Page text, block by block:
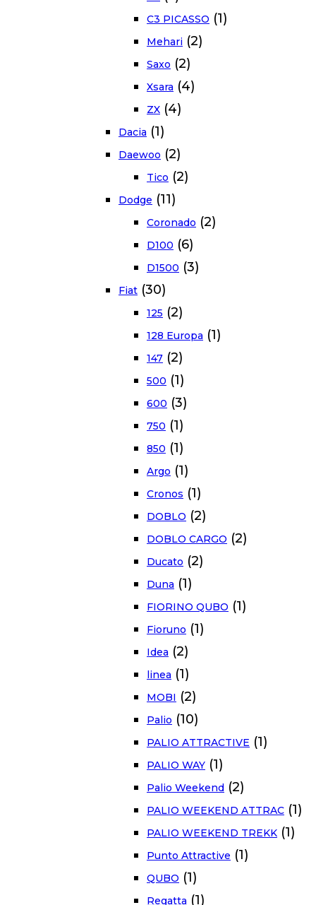
C3 PICASSO (1)
Mehari (2)
Saxo (2)
Xsara (4)
ZX (4)
Dacia (1)
Daewoo (2)
Tico (2)
Dodge (11)
Coronado (2)
D100 (6)
D1500 (3)
Fiat (30)
125 (2)
128 Europa (1)
147 (2)
500 (1)
600 (3)
750 (1)
850 (1)
Argo (1)
Cronos (1)
DOBLO (2)
DOBLO CARGO (2)
Ducato (2)
Duna (1)
FIORINO QUBO (1)
Fioruno (1)
Idea (2)
linea (1)
MOBI (2)
Palio (10)
PALIO ATTRACTIVE (1)
PALIO WAY (1)
Palio Weekend (2)
PALIO WEEKEND ATTRAC (1)
PALIO WEEKEND TREKK (1)
Punto Attractive (1)
QUBO (1)
Regatta (1)